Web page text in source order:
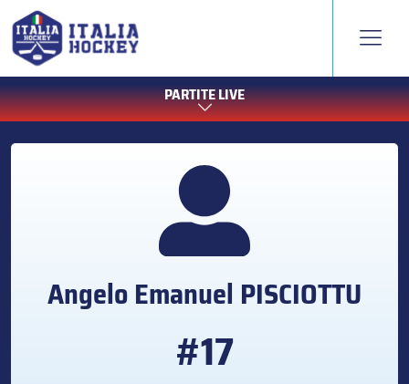
PARTITE LIVE
Angelo Emanuel PISCIOTTU
#17